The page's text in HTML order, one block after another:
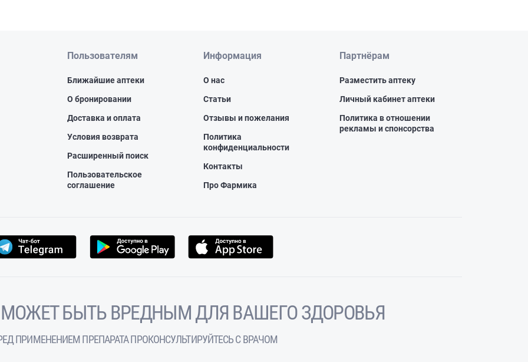
Пользователям
Ближайшие аптеки
О бронировании
Доставка и оплата
Условия возврата
Расширенный поиск
Пользовательское
соглашение
Информация
О нас
Статьи
Отзывы и пожелания
Политика
конфиденциальности
Контакты
Про Фармика
Партнёрам
Разместить аптеку
Личный кабинет аптеки
Политика в отношении
рекламы и спонсорства
БЫТЬ ВРЕДНЫМ ДЛЯ ВАШЕГО ЗДОРОВЬЯ
ПРИМЕНЕНИЕМ ПРЕПАРАТА ПРОКОНСУЛЬТИРУЙТЕСЬ С ВРАЧОМ